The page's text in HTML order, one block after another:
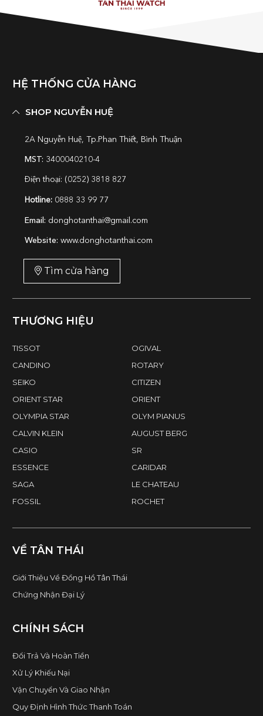
HỆ THỐNG CỬA HÀNG
SHOP NGUYỄN HUỆ
2A Nguyễn Huệ, Tp.Phan Thiết, Bình Thuận
MST: 3400040210-4
Điện thoại: (0252) 3818 827
Hotline: 0888 33 99 77
Email: donghotanthai@gmail.com
Website: www.donghotanthai.com
Tìm cửa hàng
THƯƠNG HIỆU
TISSOT
OGIVAL
CANDINO
ROTARY
SEIKO
CITIZEN
ORIENT STAR
ORIENT
OLYMPIA STAR
OLYM PIANUS
CALVIN KLEIN
AUGUST BERG
CASIO
SR
ESSENCE
CARIDAR
SAGA
LE CHATEAU
FOSSIL
ROCHET
VỀ TÂN THÁI
Giới Thiệu Về Đồng Hồ Tân Thái
Chứng Nhận Đại Lý
CHÍNH SÁCH
Đổi Trả Và Hoàn Tiền
Xử Lý Khiếu Nại
Vận Chuyển Và Giao Nhận
Quy Định Hình Thức Thanh Toán